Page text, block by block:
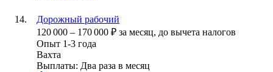
Дорожный рабочий
120 000 – 170 000 ₽ за месяц, до вычета налогов
Опыт 1-3 года
Вахта
Выплаты: Два раза в месяц